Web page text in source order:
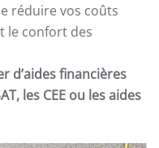
réduire vos coûts
le confort des
d’aides financières
les CEE ou les aides